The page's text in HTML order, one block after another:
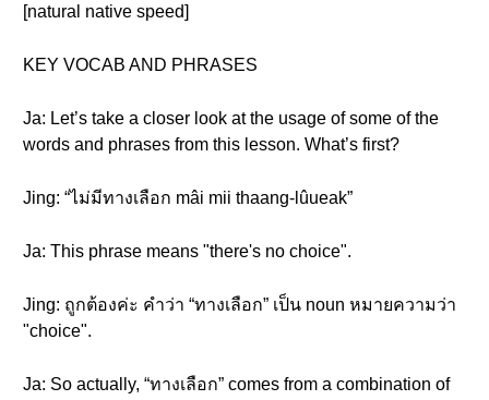
[natural native speed]
KEY VOCAB AND PHRASES
Ja: Let’s take a closer look at the usage of some of the
words and phrases from this lesson. What’s first?
Jing: “ไม่มีทางเลือก mâi mii thaang-lûueak”
Ja: This phrase means "there's no choice".
Jing: ถูกต้องค่ะ คำว่า “ทางเลือก” เป็น noun หมายความว่า
"choice".
Ja: So actually, “ทางเลือก” comes from a combination of